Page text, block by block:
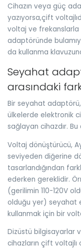
Cihazın veya güç
yazıyorsa,çift
voltaj ve frekanslarla
adaptöründe
da kullanma
Seyahat
arasındaki
Bir seyahat
ülkelerde elektronik
sağlayan cihazdır.
Voltaj dönüştürücü,
seviyeden diğerine
tasarlandığından
ederken gereklidir.
(gerilimin 110-120V
olduğu yer) seyahat
kullanmak için bir
Dizüstü bilgisayarlar
cihazların çift